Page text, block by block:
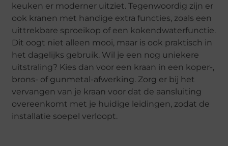
keuken er moderner uitziet. Tegenwoordig zijn er
ook kranen met handige extra functies, zoals een
uittrekbare sproeikop of een kokendwaterfunctie.
Dit oogt niet alleen mooi, maar is ook praktisch in
het dagelijks gebruik. Wil je een nog uniekere
uitstraling? Kies dan voor een kraan in een koper-,
brons- of gunmetal-afwerking. Zorg er bij het
vervangen van je kraan voor dat de aansluiting
overeenkomt met je huidige leidingen, zodat de
installatie soepel verloopt.